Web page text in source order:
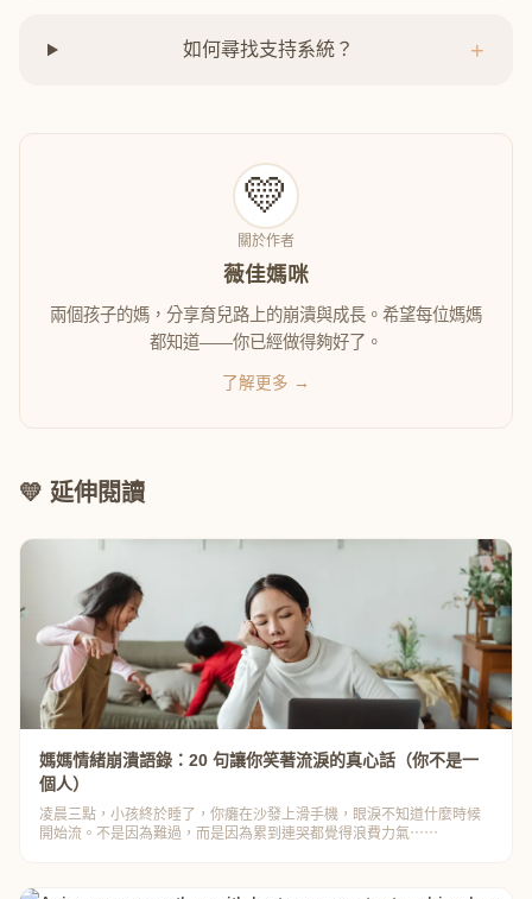
如何尋找支持系統？ +
💛
關於作者
薇佳媽咪
兩個孩子的媽，分享育兒路上的崩潰與成長。希望每位媽媽
都知道——你已經做得夠好了。
了解更多 →
💛 延伸閱讀
媽媽情緒崩潰語錄：20 句讓你笑著流淚的真心話（你不是一
個人）
凌晨三點，小孩終於睡了，你癱在沙發上滑手機，眼淚不知道什麼時候
開始流。不是因為難過，而是因為累到連哭都覺得浪費力氣⋯⋯